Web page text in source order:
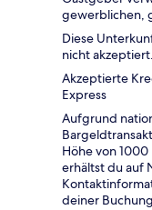
gewerblichen,
Diese
nicht akzeptiert.
Akzeptierte
Express
Aufgrund
Höhe von
erhältst du auf
deiner